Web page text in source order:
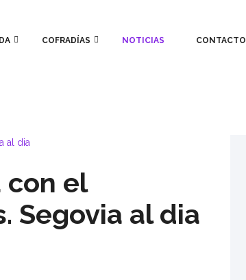
COFRADÍAS NOTICIAS CONTACTO
con el
Segovia al dia